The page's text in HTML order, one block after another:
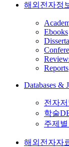
해외전자정
Ebooks
Reports
Databases &
전자
학술
주제
해외전자자